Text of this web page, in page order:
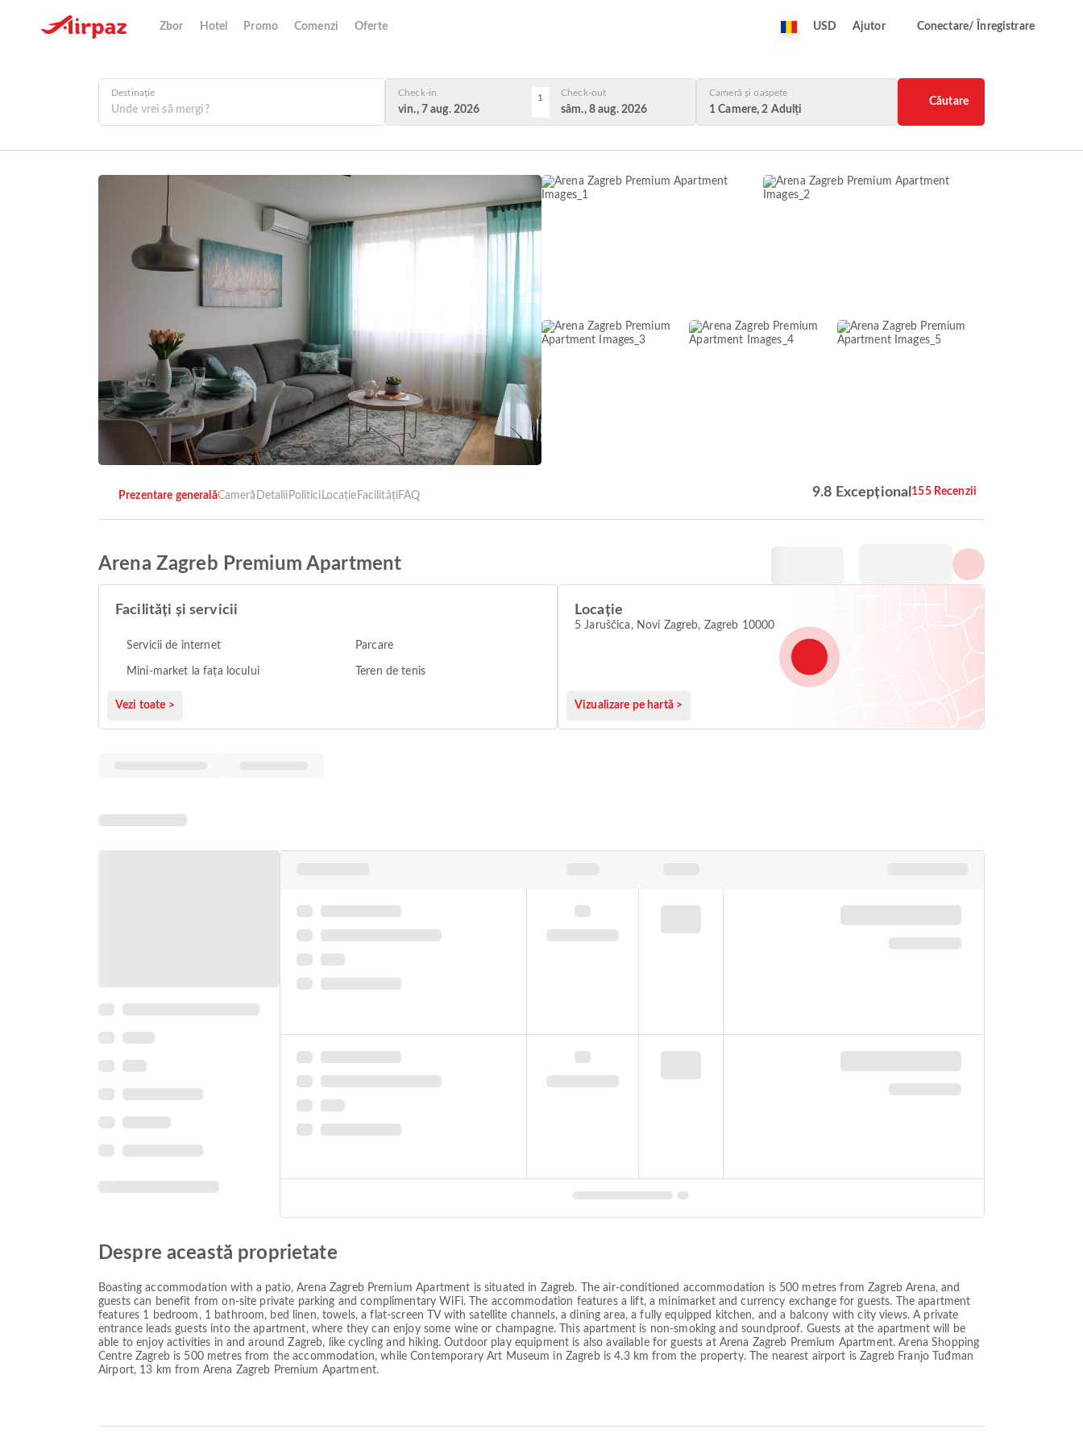
Zbor Hotel Promo Comenzi Oferte USD Ajutor Conectare/ Înregistrare
Destinație Check-in
vin., 7 aug. 2026
1 Check-out
sâm., 8 aug. 2026
Cameră și oaspete
1 Camere, 2 Adulți
Căutare
Prezentare generalăCameră Detalii Politici Locație FacilitățiFAQ 9.8 Excepțional 155 Recenzii
Arena Zagreb Premium Apartment
Facilități și servicii
Servicii de internet Parcare
Mini-market la fața locului Teren de tenis
Vezi toate >
Locație
5 Jaruščica, Novi Zagreb, Zagreb 10000
Vizualizare pe hartă >
Despre această proprietate
Boasting accommodation with a patio, Arena Zagreb Premium Apartment is situated in Zagreb. The air-conditioned accommodation is 500 metres from Zagreb Arena, and
guests can benefit from on-site private parking and complimentary WiFi. The accommodation features a lift, a minimarket and currency exchange for guests. The apartment
features 1 bedroom, 1 bathroom, bed linen, towels, a flat-screen TV with satellite channels, a dining area, a fully equipped kitchen, and a balcony with city views. A private
entrance leads guests into the apartment, where they can enjoy some wine or champagne. This apartment is non-smoking and soundproof. Guests at the apartment will be
able to enjoy activities in and around Zagreb, like cycling and hiking. Outdoor play equipment is also available for guests at Arena Zagreb Premium Apartment. Arena Shopping
Centre Zagreb is 500 metres from the accommodation, while Contemporary Art Museum in Zagreb is 4.3 km from the property. The nearest airport is Zagreb Franjo Tuđman
Airport, 13 km from Arena Zagreb Premium Apartment.